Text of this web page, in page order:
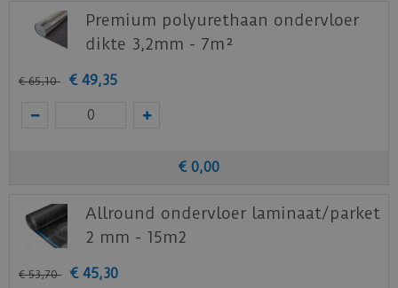
laminaatcollecties) geven een extreem chique
uitstraling. Very sophisticated!
Staal aanvragen
Benieuwd hoe deze nieuwe vloer eruit ziet bij je
nieuwe of huidige meubels? Vraag dan
nuhier
een staal op van deze vloer bij Douwes
Dekker.
Premium polyurethaan ondervloer
dikte 3,2mm - 7m²
€ 65,10 € 49,35
€ 0,00
Allround ondervloer laminaat/parket
2 mm - 15m2
€ 53,70 € 45,30